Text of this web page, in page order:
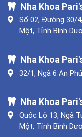
Nha Khoa
Số 02, Đường 30/
Một, Tỉnh Bình
Nha Khoa
32/1, Ngã 6 An
Nha Khoa
Quốc Lộ 13, Ngã
Một, Tỉnh Bình